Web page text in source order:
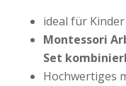
ideal für
Montessori
Set
Hochwertiges